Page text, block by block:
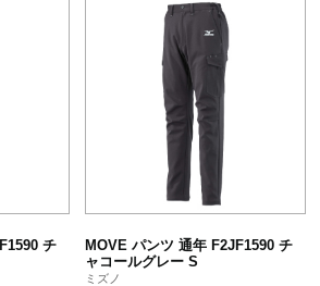
チ
MOVE パンツ 通年 F2JF1590 チ
ャコールグレー S
ミズノ